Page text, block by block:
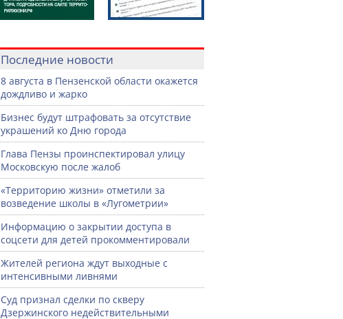
Последние новости
8 августа в Пензенской области окажется
дождливо и жарко
Бизнес будут штрафовать за отсутствие
украшений ко Дню города
Глава Пензы проинспектировал улицу
Московскую после жалоб
«Территорию жизни» отметили за
возведение школы в «Лугометрии»
Информацию о закрытии доступа в
соцсети для детей прокомментировали
Жителей региона ждут выходные с
интенсивными ливнями
Суд признал сделки по скверу
Дзержинского недействительными